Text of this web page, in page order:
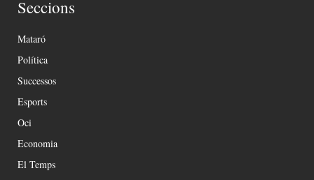
Seccions
Mataró
Política
Successos
Esports
Oci
Economia
El Temps